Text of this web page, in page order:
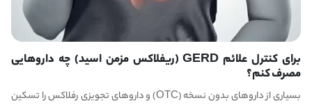
برای کنترل علائم GERD (ریفلاکس مزمن اسید) چه داروهایی
مصرف کنم؟
بسیاری از داروهای بدون نسخه (OTC) و داروهای تجویزی رفلاکس را تسکین